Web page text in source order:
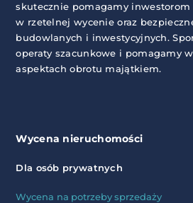
skutecznie pomagamy inwestorom
w rzetelnej wycenie oraz
budowlanych i inwestycyjnych.
operaty szacunkowe i pomagamy
aspektach obrotu majątkiem.
Wycena nieruchomości
Dla osób prywatnych
Wycena na potrzeby sprzedaży